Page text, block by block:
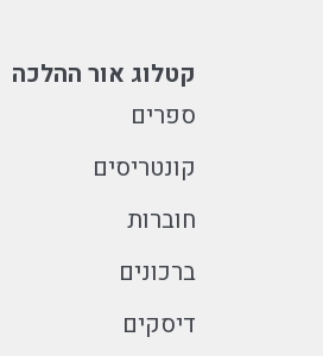
קטלוג אור ההלכה
ספרים
קונטריסים
חוברות
ברכונים
דיסקים